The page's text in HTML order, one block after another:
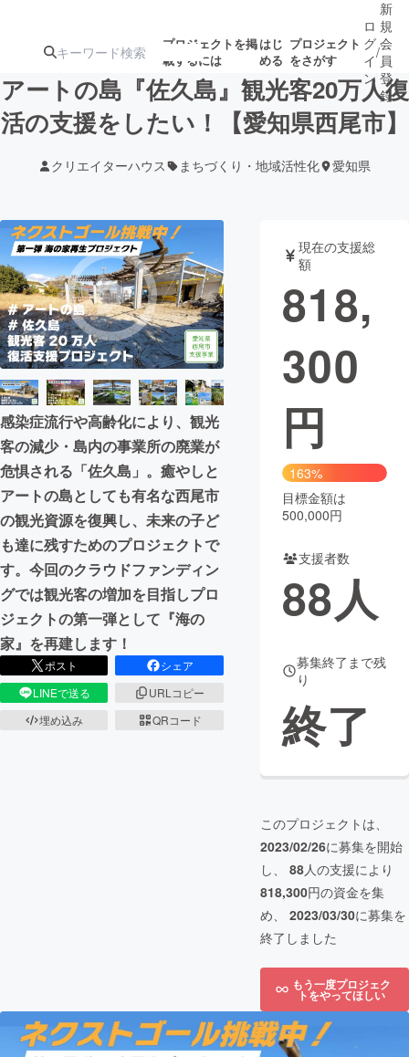
プロジェクトを掲
載するには
はじ
める
プロジェクト
をさがす
ジェクト
ターン
ジェクト
募集終了が近いプ
ロジェクト
もうすぐ公開
されます
アート・写真 音楽
テクノロジー・ガジェット ゲーム・サ
映像・映画
ビジネス・起業
まちづくり・地域活性化
CAMPFIRE for Social Good
CAMPFIRE Creation
CAMPFIREふるさと納税machi-ya コミュニティ
ロ
グ
イ
ン
/
新
規
会
員
登
録
アートの島『佐久島』観光客20万人復
活の支援をしたい！【愛知県西尾市】
クリエイターハウス まちづくり・地域活性化 愛知県
感染症流行や高齢化により、観光
客の減少・島内の事業所の廃業が
危惧される「佐久島」。癒やしと
アートの島としても有名な西尾市
の観光資源を復興し、未来の子ど
も達に残すためのプロジェクトで
す。今回のクラウドファンディン
グでは観光客の増加を目指しプロ
ジェクトの第一弾として『海の
家』を再建します！
ポスト
シェア
LINEで送る
URLコピー
埋め込み
QRコード
現在の支援総
額
818,
300
円
163%
目標金額は
500,000円
支援者数
88人
募集終了まで残
り
終了
このプロジェクトは、
2023/02/26に募集を開始
し、 88人の支援により
818,300円の資金を集
め、 2023/03/30に募集を
終了しました
もう一度プロジェク
トをやってほしい